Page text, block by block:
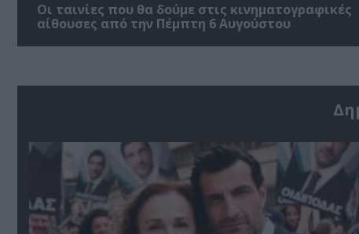
Οι ταινίες που θα δούμε στις κινηματογραφικές
αίθουσες από την Πέμπτη 6 Αυγούστου